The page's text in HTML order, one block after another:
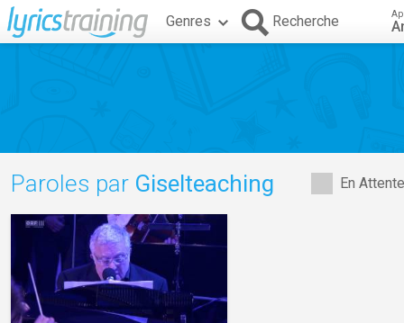
Genres Recherche
En
Paroles par Giselteaching